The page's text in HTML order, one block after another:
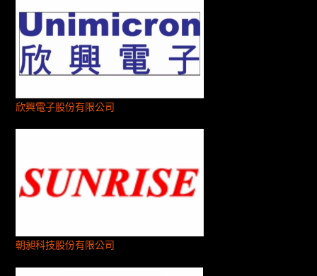
欣興電子股份有限公司
朝昶科技股份有限公司